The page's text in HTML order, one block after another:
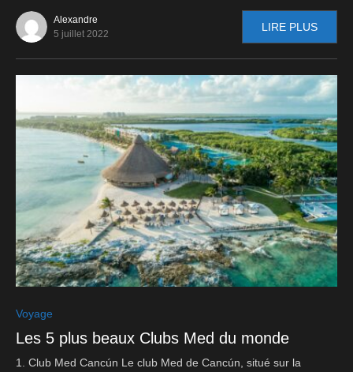
Alexandre
5 juillet 2022
LIRE PLUS
Voyage
Les 5 plus beaux Clubs Med du monde
1. Club Med Cancún Le club Med de Cancún, situé sur la